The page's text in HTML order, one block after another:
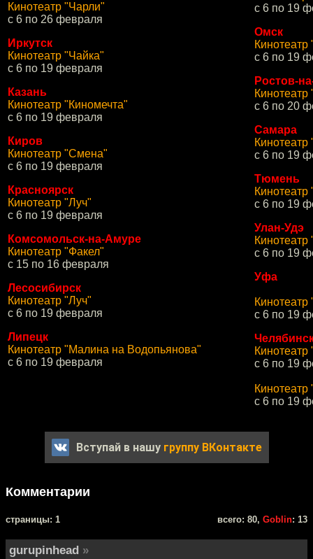
Кинотеатр "Чарли"
с 6 по 26 февраля
Иркутск
Кинотеатр "Чайка"
с 6 по 19 февраля
Казань
Кинотеатр "Киномечта"
с 6 по 19 февраля
Киров
Кинотеатр "Смена"
с 6 по 19 февраля
Красноярск
Кинотеатр "Луч"
с 6 по 19 февраля
Комсомольск-на-Амуре
Кинотеатр "Факел"
с 15 по 16 февраля
Лесосибирск
Кинотеатр "Луч"
с 6 по 19 февраля
Липецк
Кинотеатр "Малина на Водопьянова"
с 6 по 19 февраля
c 6 по 19
Омск
c 6 по 19
Ростов-
с 6 по 20
Самара
Кинотеатр
с 6 по 19
Тюмень
Кинотеатр
с 6 по 19
Улан-Удэ
с 6 по 19
Уфа
с 6 по 19
с 6 по 19
с 6 по 19
Вступай в нашу группу ВКонтакте
Комментарии
cтраницы: 1 всего: 80, Goblin: 13
gurupinhead »